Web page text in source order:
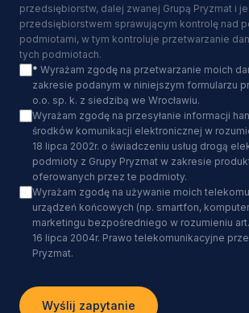
przedsiębiorstw, dalej zwanej Grupą Pryzmat i
przedsiębiorstwem sprawującym kontrolę nad
podmiotami, w tym kontroluje przetwarzanie
tych podmiotach.
* Wyrażam zgodę na przetwarzanie moich
zakresie podanym w niniejszym formularzu
o.o. sp. k. z siedzibą we Wrocławiu.
Wyrażam zgodę na przesyłanie informacji
środków komunikacji elektronicznej w
18 lipca 2002r. o świadczeniu usług drogą
podmioty z Grupy Pryzmat w zakresie
oferowanych przez te podmioty.
Wyrażam zgodę na używanie moich
urządzeń końcowych (np. smartfon,
marketingu bezpośredniego w rozumieniu
16 lipca 2004r. Prawo telekomunikacyjne
Pryzmat.
Wyślij zapytanie